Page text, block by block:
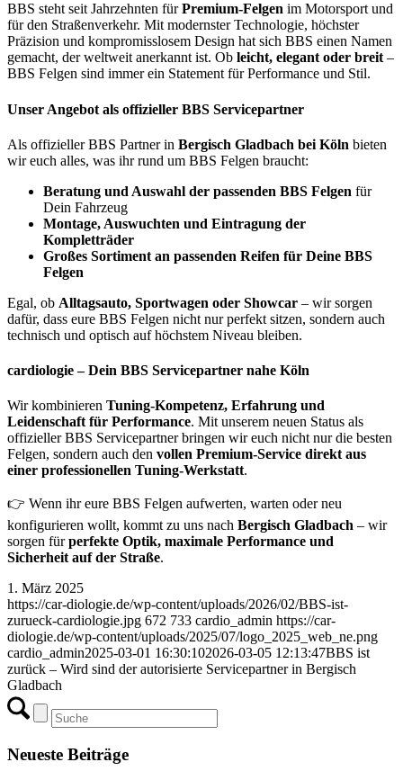
BBS steht seit Jahrzehnten fürPremium-Felgen im Motorsport und
für den Straßenverkehr. Mit modernster Technologie, höchster
Präzision und kompromisslosem Design hat sich BBS einen Namen
gemacht, der weltweit anerkannt ist. Ob leicht, elegant oder breit –
BBS Felgen sind immer ein Statement für Performance und Stil.
Unser Angebot als offizieller BBS Servicepartner
Als offizieller BBS Partner in Bergisch Gladbach bei Köln bieten
wir euch alles, was ihr rund um BBS Felgen braucht:
Beratung und Auswahl der passenden BBS Felgen für
Dein Fahrzeug
Montage, Auswuchten und Eintragung der
Kompletträder
Großes Sortiment an passenden Reifen für Deine BBS
Felgen
Egal, ob Alltagsauto, Sportwagen oder Showcar – wir sorgen
dafür, dass eure BBS Felgen nicht nur perfekt sitzen, sondern auch
technisch und optisch auf höchstem Niveau bleiben.
cardiologie – Dein BBS Servicepartner nahe Köln
Wir kombinieren Tuning-Kompetenz, Erfahrung und
Leidenschaft für Performance. Mit unserem neuen Status als
offizieller BBS Servicepartner bringen wir euch nicht nur die besten
Felgen, sondern auch den vollen Premium-Service direkt aus
einer professionellen Tuning-Werkstatt.
👉 Wenn ihr eure BBS Felgen aufwerten, warten oder neu
konfigurieren wollt, kommt zu uns nach Bergisch Gladbach – wir
sorgen fürperfekte Optik, maximale Performance und
Sicherheit auf der Straße.
1. März 2025
https://car-diologie.de/wp-content/uploads/2026/02/BBS-ist-
zurueck-cardiologie.jpg 672 733 cardio_admin https://car-
diologie.de/wp-content/uploads/2025/07/logo_2025_web_ne.png
cardio_admin2025-03-01 16:30:102026-03-05 12:13:47BBS ist
zurück – Wird sind der autorisierte Servicepartner in Bergisch
Gladbach
Neueste Beiträge